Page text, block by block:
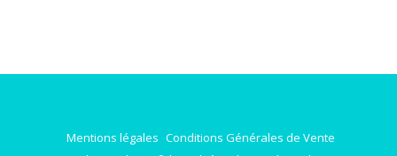
Mentions légales Conditions Générales de Vente